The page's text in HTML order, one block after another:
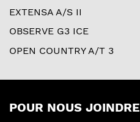
EXTENSA A/S II
OBSERVE G3 ICE
OPEN COUNTRY A/T 3
POUR NOUS JOINDRE